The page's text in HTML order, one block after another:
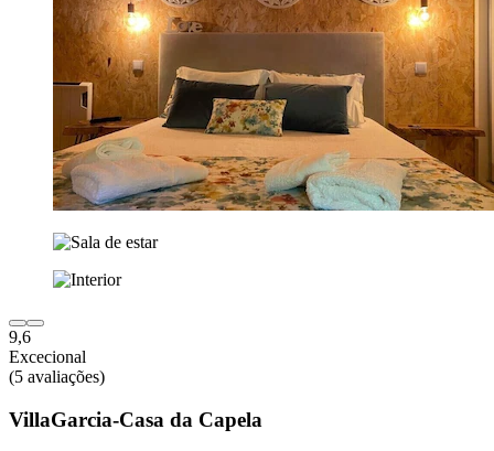
9,6
Excecional
(5 avaliações)
VillaGarcia-Casa da Capela